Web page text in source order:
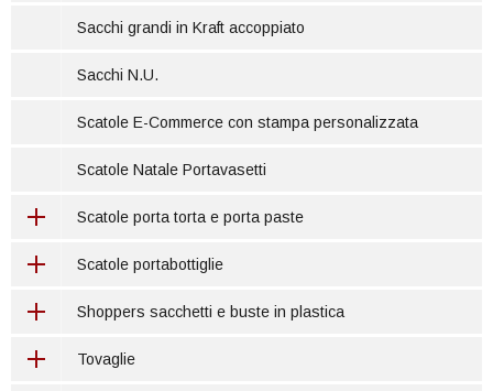
Sacchi grandi in Kraft accoppiato
Sacchi N.U.
Scatole E-Commerce con stampa personalizzata
Scatole Natale Portavasetti
Scatole porta torta e porta paste
Scatole portabottiglie
Shoppers sacchetti e buste in plastica
Tovaglie